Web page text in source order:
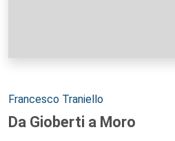
Autori:
Francesco Traniello
Da Gioberti a Moro